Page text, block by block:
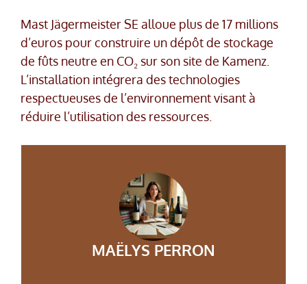
Mast Jägermeister SE alloue plus de 17 millions
d’euros pour construire un dépôt de stockage
de fûts neutre en CO₂ sur son site de Kamenz.
L’installation intégrera des technologies
respectueuses de l’environnement visant à
réduire l’utilisation des ressources.
MAËLYS PERRON